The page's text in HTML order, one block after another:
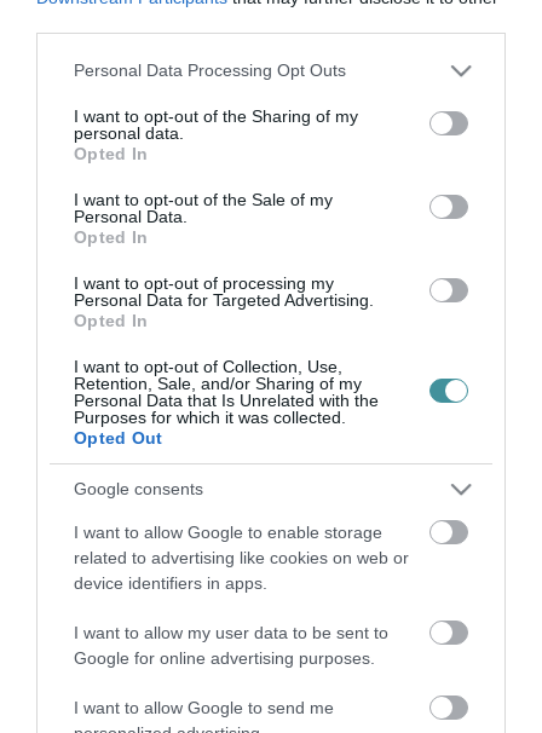
Please note that this website/app uses one or more Google
not limited to your visit or usage behaviour. You may click to
grant or deny consent to Google and its third-party tags to
use your data for below specified purposes in below Google
consent section.
Personal Data Processing Opt Outs
I want to opt-out of the Sharing of my
personal data.
Opted In
I want to opt-out of the Sale of my
Personal Data.
Opted In
I want to opt-out of processing my
Personal Data for Targeted Advertising.
Opted In
I want to opt-out of Collection, Use,
Retention, Sale, and/or Sharing of my
Personal Data that Is Unrelated with the
Purposes for which it was collected.
Opted Out
Google consents
I want to allow Google to enable storage
related to advertising like cookies on web or
device identifiers in apps.
I want to allow my user data to be sent to
Google for online advertising purposes.
I want to allow Google to send me
verseny története 1998-ban kezdődött, azóta minden évben ezrek
zarándokolnak Má...
2023. március 13|Eger ügye
Bemelegítéssel kezdődött a Városi Diáktanács által, az 1848-49-
számára rendezett 1848 méteres emlékfutás, mely keretében
idén 10 i...
HARMADIK ALKALOMMAL RENDEZIK MEG A FUTÓKÖRÖK NAPJÁT
2023. május 17|Eger ügye
keretében immár 25 helyszínen húznak futócipőt az egyes
településeken. A Szabadidősport-eseményszervezők Országos
Szövetségének (SZ...
2023. november 13|Eger ügye
Őszi futásra várta az egyetemi dolgozókat, családtagjaikat,
baráti közösségeket, ismerősöket az Eszterházy Károly Katolikus
Egyetem Sporttudományi Intézete. Az egri futónagykövetekkel
BAROKK FUTÓPARÁDÉ EGERBEN
Az Egri Testedző Club szeptember 22-én immár 27. alkalommal